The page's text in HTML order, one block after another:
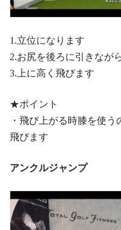
1.立位になります
2.お尻を後ろに引きなが
3.上に高く飛びます
★ポイント
・飛び上がる時膝を使
飛びます
アンクルジャンプ